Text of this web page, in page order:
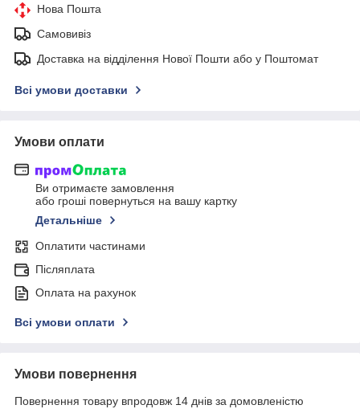
Нова Пошта
Самовивіз
Доставка на відділення Нової Пошти або у Поштомат
Всі умови доставки
Умови оплати
Ви отримаєте замовлення
або гроші повернуться на вашу картку
Детальніше
Оплатити частинами
Післяплата
Оплата на рахунок
Всі умови оплати
Умови повернення
Повернення товару впродовж 14 днів за домовленістю